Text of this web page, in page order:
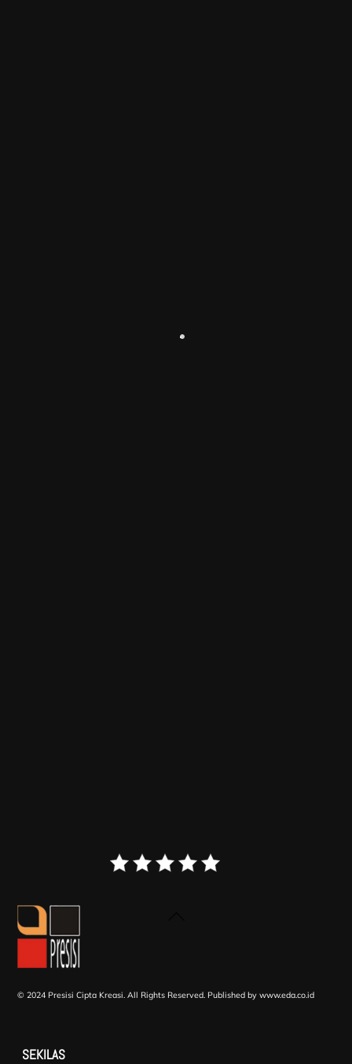
© 2024 Presisi Cipta Kreasi. All Rights Reserved. Published by www.eda.co.id
SEKILAS